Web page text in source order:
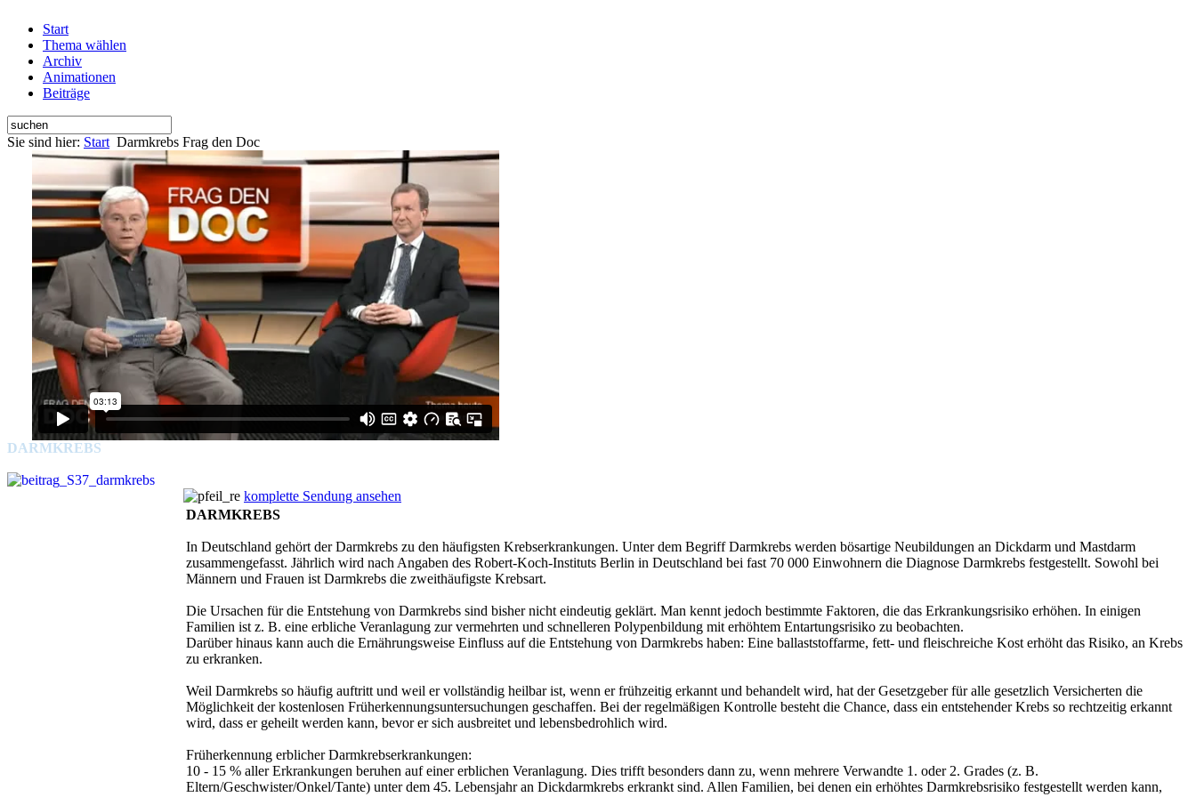
Start
Thema wählen
Archiv
Animationen
Beiträge
Sie sind hier: Start Darmkrebs Frag den Doc
DARMKREBS
komplette Sendung ansehen
DARMKREBS
In Deutschland gehört der Darmkrebs zu den häufigsten Krebserkrankungen. Unter dem Begriff Darmkrebs werden bösartige Neubildungen an Dickdarm und Mastdarm
zusammengefasst. Jährlich wird nach Angaben des Robert-Koch-Instituts Berlin in Deutschland bei fast 70 000 Einwohnern die Diagnose Darmkrebs festgestellt. Sowohl bei
Männern und Frauen ist Darmkrebs die zweithäufigste Krebsart.
Die Ursachen für die Entstehung von Darmkrebs sind bisher nicht eindeutig geklärt. Man kennt jedoch bestimmte Faktoren, die das Erkrankungsrisiko erhöhen. In einigen
Familien ist z. B. eine erbliche Veranlagung zur vermehrten und schnelleren Polypenbildung mit erhöhtem Entartungsrisiko zu beobachten.
Darüber hinaus kann auch die Ernährungsweise Einfluss auf die Entstehung von Darmkrebs haben: Eine ballaststoffarme, fett- und fleischreiche Kost erhöht das Risiko, an Krebs
zu erkranken.
Weil Darmkrebs so häufig auftritt und weil er vollständig heilbar ist, wenn er frühzeitig erkannt und behandelt wird, hat der Gesetzgeber für alle gesetzlich Versicherten die
Möglichkeit der kostenlosen Früherkennungsuntersuchungen geschaffen. Bei der regelmäßigen Kontrolle besteht die Chance, dass ein entstehender Krebs so rechtzeitig erkannt
wird, dass er geheilt werden kann, bevor er sich ausbreitet und lebensbedrohlich wird.
Früherkennung erblicher Darmkrebserkrankungen:
10 - 15 % aller Erkrankungen beruhen auf einer erblichen Veranlagung. Dies trifft besonders dann zu, wenn mehrere Verwandte 1. oder 2. Grades (z. B.
Eltern/Geschwister/Onkel/Tante) unter dem 45. Lebensjahr an Dickdarmkrebs erkrankt sind. Allen Familien, bei denen ein erhöhtes Darmkrebsrisiko festgestellt werden kann,